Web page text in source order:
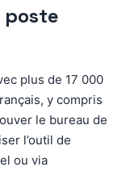
poste
plus de 17 000
y compris
le bureau de
l’outil de
ou via